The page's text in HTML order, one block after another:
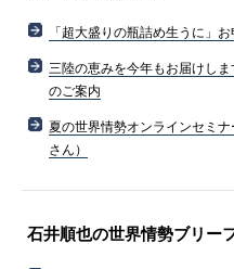
「超大盛りの瓶詰め生うに」
三陸の恵みを今年もお届けしま
のご案内
夏の世界情勢オンラインセミ
さん）
石井順也の世界情勢ブリー